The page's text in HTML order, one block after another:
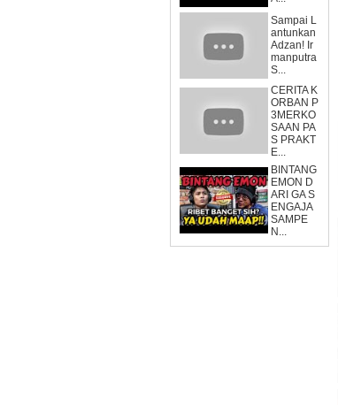
Sampai L
antunkan
Adzan! Ir
manputra
S...
CERITA K
ORBAN P
3MERKO
SAAN PA
S PRAKT
E...
BINTANG
EMON D
ARI GA S
ENGAJA
SAMPE
N...